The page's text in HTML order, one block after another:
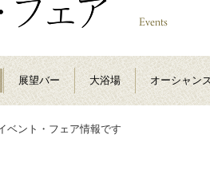
展望バー 大浴場 オーシャン
ベント・フェア情報です